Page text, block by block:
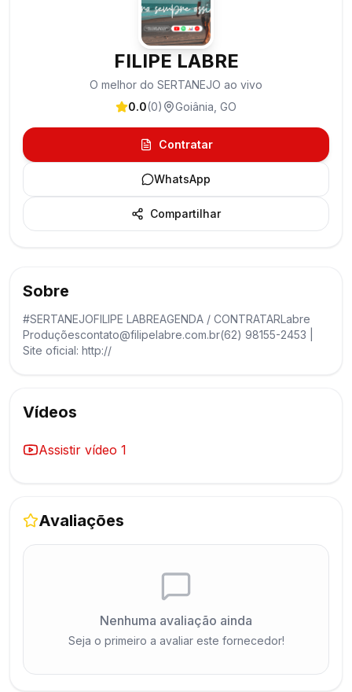
FILIPE LABRE
O melhor do SERTANEJO ao vivo
0.0(0) Goiânia GO
Contratar
WhatsApp
Compartilhar
Sobre
#SERTANEJOFILIPE LABREAGENDA / CONTRATARLabre
Produçõescontato@filipelabre.com.br(62) 98155-2453 |
Site oficial: http://
Vídeos
Assistir vídeo 1
Avaliações
Nenhuma avaliação ainda
Seja o primeiro a avaliar este fornecedor!